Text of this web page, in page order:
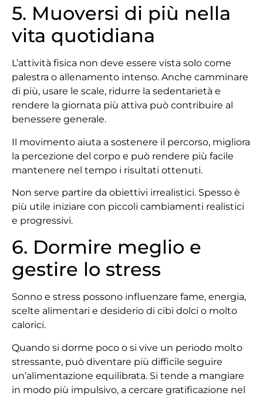
5. Muoversi di più nella
vita quotidiana
L’attività fisica non deve essere vista solo come
palestra o allenamento intenso. Anche camminare
di più, usare le scale, ridurre la sedentarietà e
rendere la giornata più attiva può contribuire al
benessere generale.
Il movimento aiuta a sostenere il percorso, migliora
la percezione del corpo e può rendere più facile
mantenere nel tempo i risultati ottenuti.
Non serve partire da obiettivi irrealistici. Spesso è
più utile iniziare con piccoli cambiamenti realistici
e progressivi.
6. Dormire meglio e
gestire lo stress
Sonno e stress possono influenzare fame, energia,
scelte alimentari e desiderio di cibi dolci o molto
calorici.
Quando si dorme poco o si vive un periodo molto
stressante, può diventare più difficile seguire
un’alimentazione equilibrata. Si tende a mangiare
in modo più impulsivo, a cercare gratificazione nel